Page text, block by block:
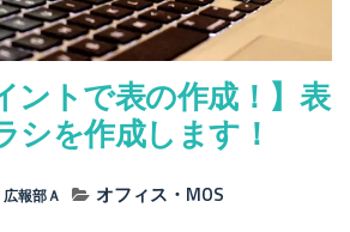
ントで表の作成！】表
シを作成します！
広報部Ａ
オフィス・MOS